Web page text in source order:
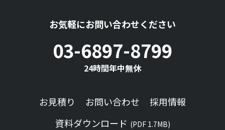
お気軽にお問い合わせください
03-6897-8799
24時間年中無休
お見積り お問い合わせ
採用情報
資料ダウンロード (PDF 1.7MB)